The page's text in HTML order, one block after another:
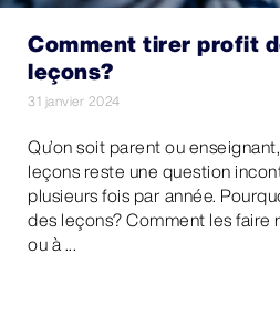
Comment tirer profit
leçons?
31 janvier 2024
Qu’on soit parent ou
leçons reste une question
plusieurs fois par année.
des leçons? Comment les faire
ou à ...